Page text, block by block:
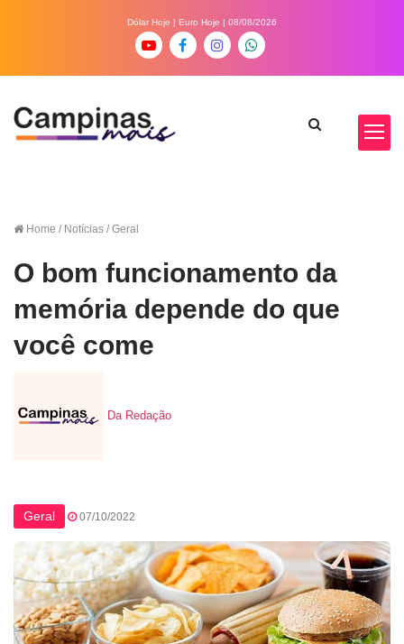
Dólar Hoje | Euro Hoje | 08/08/2026
Home / Notícias / Geral
O bom funcionamento da
memória depende do que
você come
Da Redação
Geral 07/10/2022